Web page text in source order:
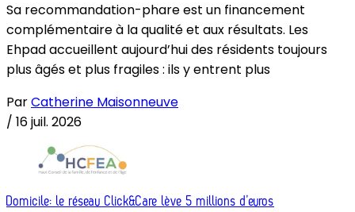
Sa recommandation-phare est un financement
complémentaire à la qualité et aux résultats. Les
Ehpad accueillent aujourd’hui des résidents toujours
plus âgés et plus fragiles : ils y entrent plus
ParCatherine Maisonneuve
/ 16 juil. 2026
Domicile: le réseau Click&Care lève 5 millions d’euros